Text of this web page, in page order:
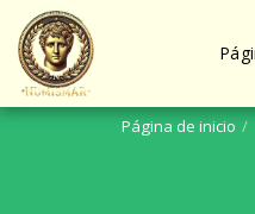
Página de inicio